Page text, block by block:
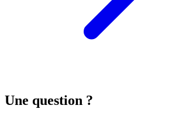
Une question ?